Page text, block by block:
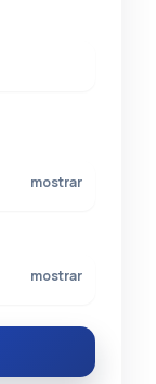
mostrar
mostrar